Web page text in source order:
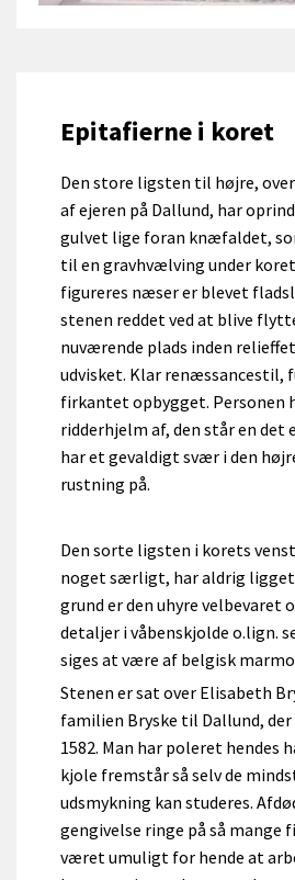
Epitafierne i koret
Den store ligsten til højre,
af ejeren på Dallund, har
gulvet lige foran knæfaldet,
til en gravhvælving under
figureres næser er blevet
stenen reddet ved at blive
nuværende plads inden
udvisket. Klar renæssancestil,
firkantet opbygget. Personen
ridderhjelm af, den står en det
har et gevaldigt svær i den
rustning på.
Den sorte ligsten i korets
noget særligt, har aldrig ligget
grund er den uhyre velbevaret
detaljer i våbenskjolde o.lign.
siges at være af belgisk
Stenen er sat over Elisabeth
familien Bryske til Dallund, der
1582. Man har poleret hendes
kjole fremstår så selv de
udsmykning kan studeres.
gengivelse ringe på så mange
været umuligt for hende at